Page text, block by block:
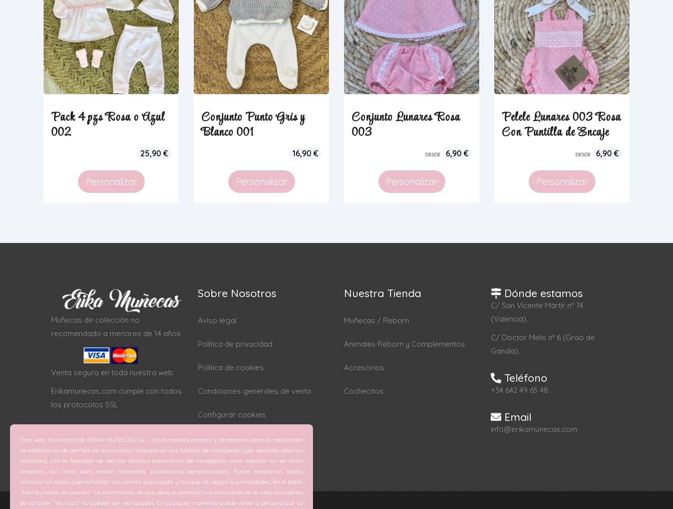
Pack 4 pzs Rosa o Azul
002
25,90 €
Personalizar
Conjunto Punto Gris y
Blanco 001
16,90 €
Personalizar
Conjunto Lunares Rosa
003
DESDE 6,90 €
Personalizar
Pelele Lunares 003 Rosa
Con Puntilla de Encaje
DESDE 6,90 €
Personalizar
Muñecas de colección no
recomendado a menores de 14 años
Venta segura en toda nuestra web.
Erikamunecas.com cumple con todos
los protocolos SSL
Sobre Nosotros
Aviso legal
Política de privacidad
Politica de cookies
Condiciones generales de venta
Configurar cookies
Nuestra Tienda
Muñecas / Reborn
Animales Reborn y Complementos
Accesorios
Cochecitos
Dónde estamos
C/ San Vicente Mártir nº 74
(Valencia).
C/ Doctor Melis nº 6 (Grao de
Gandía).
Teléfono
+34 642 49 65 48
Email
info@erikamunecas.com
Esta web, titularidad de ERIKA MUÑECAS, S.L , utiliza cookies propias y de terceros para la realización
de elaboración de perfiles de los usuarios basadas en sus hábitos de navegación (por ejemplo, páginas
visitadas), con la finalidad de realizar análisis estadísticos de navegación para mejorar los servicios
ofrecidos, así como para enviar contenidos publicitarios personalizados. Puede aceptarlas todas,
rechazarlas todas o personalizar las cookies que acepta y las que no, según sus finalidades, en el botón
“configuración de cookies”. Le informamos de que, para el correcto funcionamiento de la web, las cookies
de carácter “técnicas” no pueden ser rechazadas. En cualquier momento puede volver a personalizar su